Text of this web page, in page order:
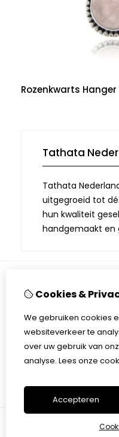
Rozenkwarts
Tathata
Tathata
uitgegroeid tot
hun kwaliteit
handgemaakt en
Informatie
Over Tathata
Contact informatie
Algemene voorwaarden
Privacy
Cookies &
We gebruiken cookies
websiteverkeer te
over uw gebruik van
analyse. Lees onze
Accepteren